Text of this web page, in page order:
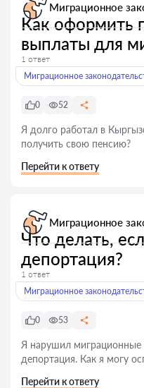
Миграционное
Как оформить
выплаты для
1 ответ
Миграционное
0 52
Я долго работал в
получить свою пенсию?
Перейти к ответу
Миграционное
Что делать,
депортация?
1 ответ
Миграционное
0 53
Я нарушил миграционные
депортация. Как я могу
Перейти к ответу